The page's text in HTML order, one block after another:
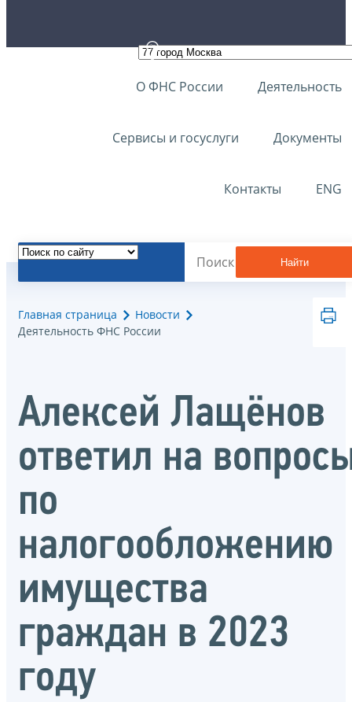
О ФНС России Деятельность
Сервисы и госуслуги Документы
Контакты ENG
Найти
Главная страница
Новости
Деятельность ФНС России
Алексей Лащёнов
ответил на
по
налогообложению
имущества
граждан в 2023
году